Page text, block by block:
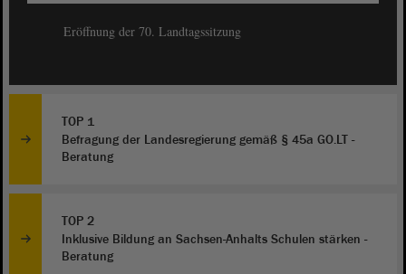
Eröffnung der 70. Landtagssitzung
TOP 1
Befragung der Landesregierung gemäß § 45a GO.LT -
Beratung
TOP 2
Inklusive Bildung an Sachsen-Anhalts Schulen stärken -
Beratung